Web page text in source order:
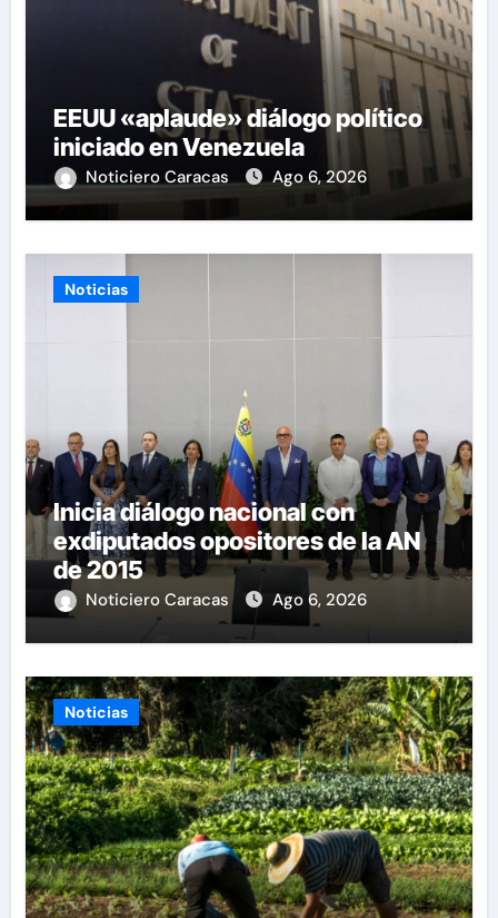
EEUU «aplaude» diálogo político
iniciado en Venezuela
Noticiero Caracas Ago 6, 2026
Noticias
Inicia diálogo nacional con
exdiputados opositores de la AN
de 2015
Noticiero Caracas Ago 6, 2026
Noticias